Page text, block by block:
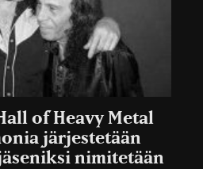
of Heavy Metal
järjestetään
nimitetään